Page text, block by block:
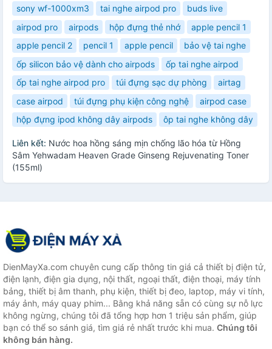
sony wf-1000xm3
tai nghe airpod pro
buds live
airpod pro
airpods hộp đựng thẻ nhớ
apple pencil 1
apple pencil 2
pencil 1 apple pencil
bảo vệ tai nghe
ốp silicon bảo vệ dành cho airpods
ốp tai nghe airpod
ốp tai nghe airpod pro
túi đựng sạc dự phòng
airtag
case airpod
túi đựng phụ kiện công nghệ
airpod case
hộp đựng ipod không dây airpods
ôp tai nghe không dây
Liên kết: Nước hoa hồng sáng mịn chống lão hóa từ Hồng
Sâm Yehwadam Heaven Grade Ginseng Rejuvenating Toner
(155ml)
DienMayXa.com chuyên cung cấp thông tin giá cả thiết bị điện tử,
điện lạnh, điện gia dụng, nội thất, ngoại thất, điện thoại, máy tính
bảng, thiết bị âm thanh, phụ kiện, thiết bị đeo, laptop, máy vi tính,
máy ảnh, máy quay phim... Bằng khả năng sẵn có cùng sự nỗ lực
không ngừng, chúng tôi đã tổng hợp hơn 1 triệu sản phẩm, giúp
bạn có thể so sánh giá, tìm giá rẻ nhất trước khi mua. Chúng tôi
không bán hàng.